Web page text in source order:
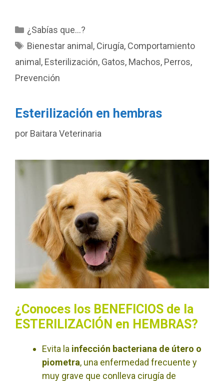
Categorías
¿Sabías que…?
Etiquetas
Bienestar animal , Cirugía, Comportamiento
animal , Esterilización, Gatos, Machos, Perros,
Prevención
Esterilización en hembras
por Baitara Veterinaria
¿Conoces los BENEFICIOS de la
ESTERILIZACIÓN en HEMBRAS?
Evita la infección bacteriana de útero o
piometra, una enfermedad frecuente y
muy grave que conlleva cirugía de